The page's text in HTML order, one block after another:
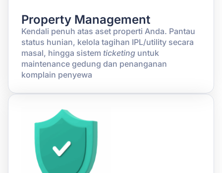
Property Management
Kendali penuh atas aset properti Anda. Pantau
status hunian, kelola tagihan IPL/utility secara
masal, hingga sistem ticketing untuk
maintenance gedung dan penanganan
komplain penyewa